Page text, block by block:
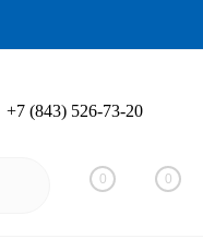
Вход
+7 (843) 526-73-20
0 0